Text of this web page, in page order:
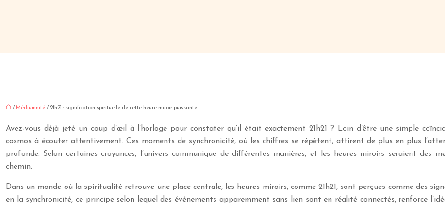
/ Médiumnité / 21h21 : signification spirituelle de cette heure miroir puissante
Avez-vous déjà jeté un coup d’œil à l’horloge pour constater qu’il était exactement 21h21 ? Loin d’être une simple
cosmos à écouter attentivement. Ces moments de synchronicité, où les chiffres se répètent, attirent de plus en plus
profonde. Selon certaines croyances, l’univers communique de différentes manières, et les heures miroirs seraient des
chemin.
Dans un monde où la spiritualité retrouve une place centrale, les heures miroirs, comme 21h21, sont perçues comme des
en la synchronicité, ce principe selon lequel des événements apparemment sans lien sont en réalité connectés, renforce